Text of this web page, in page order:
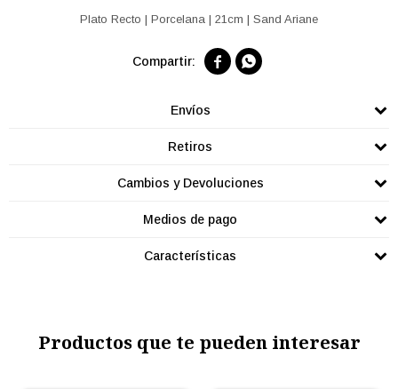
Plato Recto | Porcelana | 21cm | Sand Ariane
 
Envíos
Retiros
Cambios y Devoluciones
Medios de pago
Características
Productos que te pueden interesar